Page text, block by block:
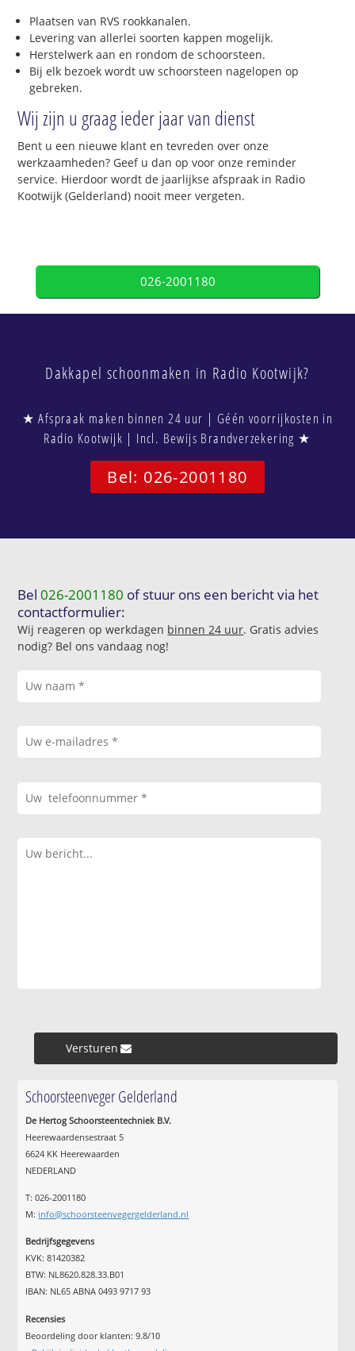
Plaatsen van RVS rookkanalen.
Levering van allerlei soorten kappen mogelijk.
Herstelwerk aan en rondom de schoorsteen.
Bij elk bezoek wordt uw schoorsteen nagelopen op
gebreken.
Wij zijn u graag ieder jaar van dienst
Bent u een nieuwe klant en tevreden over onze
werkzaamheden? Geef u dan op voor onze reminder
service. Hierdoor wordt de jaarlijkse afspraak in Radio
Kootwijk (Gelderland) nooit meer vergeten.
026-2001180
Dakkapel schoonmaken in Radio Kootwijk?
★ Afspraak maken binnen 24 uur | Géén voorrijkosten in
Radio Kootwijk | Incl. Bewijs Brandverzekering ★
Bel: 026-2001180
Bel026-2001180 of stuur ons een bericht via het
contactformulier:
Wij reageren op werkdagen binnen 24 uur. Gratis advies
nodig? Bel ons vandaag nog!
Versturen »
Schoorsteenveger Gelderland
De Hertog Schoorsteentechniek B.V.
Heerewaardensestraat 5
6624 KK Heerewaarden
NEDERLAND
T: 026-2001180
M: info@schoorsteenvegergelderland.nl
Bedrijfsgegevens
KVK: 81420382
BTW: NL8620.828.33.B01
IBAN: NL65 ABNA 0493 9717 93
Recensies
Beoordeling door klanten:9.8/10